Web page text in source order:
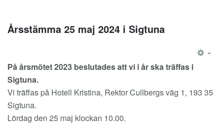
Årsstämma 25 maj 2024 i Sigtuna
På årsmötet 2023 beslutades att vi i år ska träffas i
Sigtuna.
Vi träffas på Hotell Kristina, Rektor Cullbergs väg 1, 193 35
Sigtuna.
Lördag den 25 maj klockan 10.00.